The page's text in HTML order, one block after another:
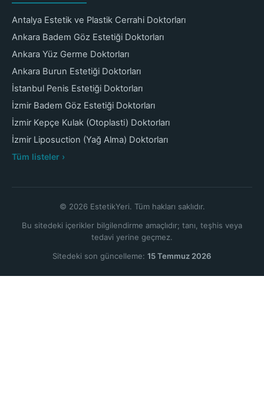
Antalya Estetik ve Plastik Cerrahi Doktorları
Ankara Badem Göz Estetiği Doktorları
Ankara Yüz Germe Doktorları
Ankara Burun Estetiği Doktorları
İstanbul Penis Estetiği Doktorları
İzmir Badem Göz Estetiği Doktorları
İzmir Kepçe Kulak (Otoplasti) Doktorları
İzmir Liposuction (Yağ Alma) Doktorları
Tüm listeler ›
© 2026 EstetikYeri. Tüm hakları saklıdır.
Bu sitedeki içerikler bilgilendirme amaçlıdır; tanı, teşhis veya
tedavi yerine geçmez.
Sitedeki son güncelleme: 15 Temmuz 2026